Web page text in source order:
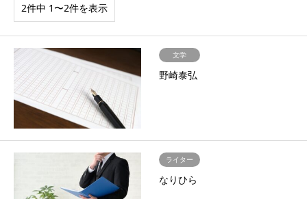
2件中 1〜2件を表示
文学
野崎泰弘
ライター
なりひら